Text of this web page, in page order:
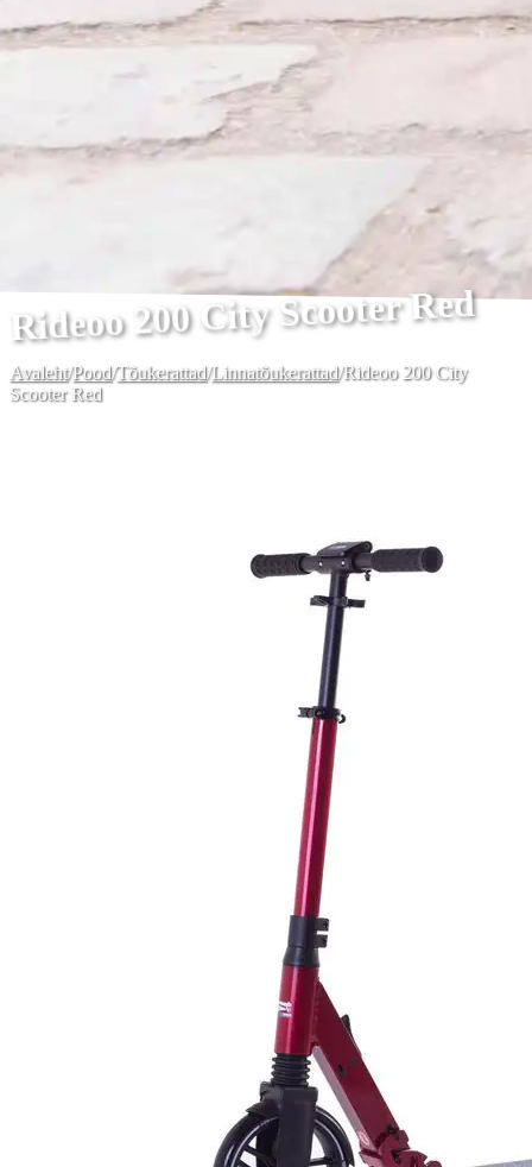
Rideoo 200 City Scooter Red
Avaleht/Pood/Tõukerattad/Linnatõukerattad/Rideoo 200 City
Scooter Red